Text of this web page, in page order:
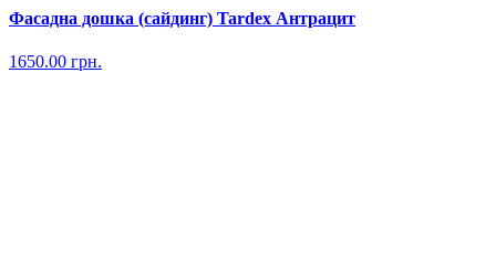
Фасадна дошка (сайдинг) Tardex Антрацит
1650.00 грн.